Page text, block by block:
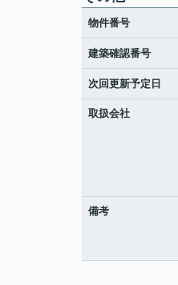
物件番号
建築確認番号
次回更新予定日
取扱会社
備考